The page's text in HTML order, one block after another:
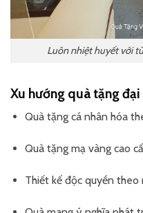
Luôn nhiệt huyết với
Xu hướng quà tặng
Quà tặng cá nhân hóa
Quà tặng mạ vàng cao
Thiết kế độc quyền theo